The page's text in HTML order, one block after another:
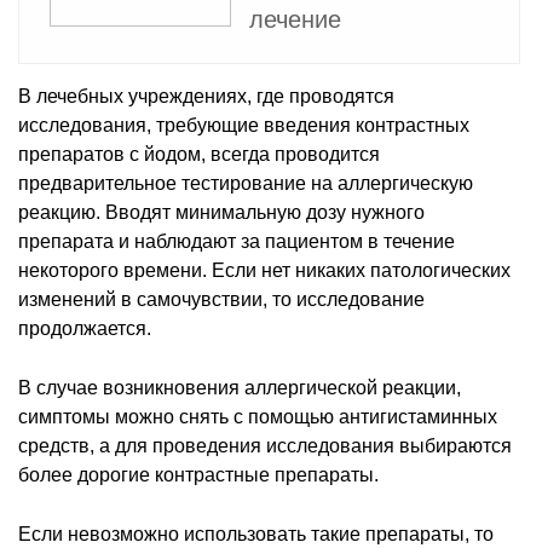
лечение
В лечебных учреждениях, где проводятся
исследования, требующие введения контрастных
препаратов с йодом, всегда проводится
предварительное тестирование на аллергическую
реакцию. Вводят минимальную дозу нужного
препарата и наблюдают за пациентом в течение
некоторого времени. Если нет никаких патологических
изменений в самочувствии, то исследование
продолжается.
В случае возникновения аллергической реакции,
симптомы можно снять с помощью антигистаминных
средств, а для проведения исследования выбираются
более дорогие контрастные препараты.
Если невозможно использовать такие препараты, то